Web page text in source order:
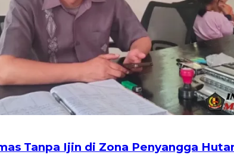
Tanpa Ijin di Zona Penyangga